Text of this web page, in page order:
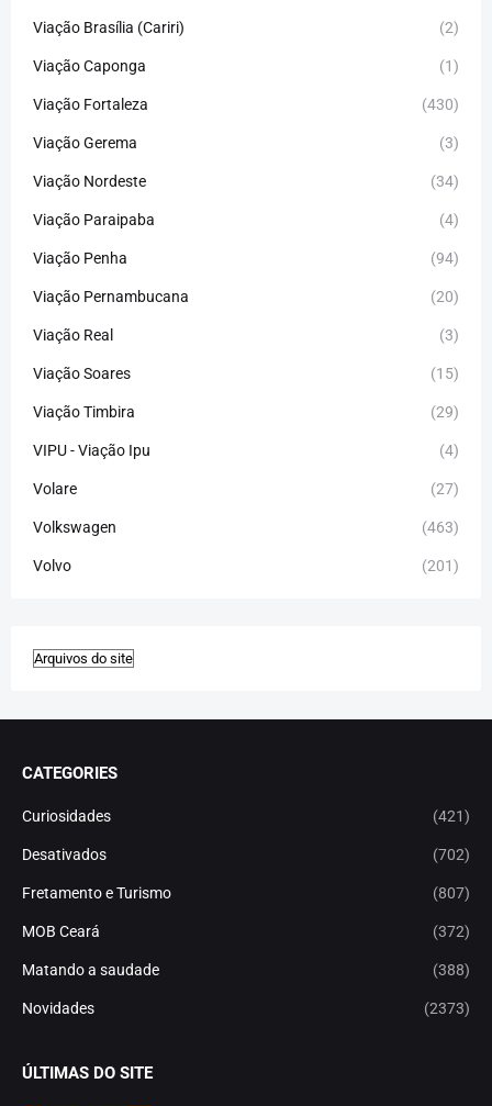
Viação Brasília (Cariri) (2)
Viação Caponga (1)
Viação Fortaleza (430)
Viação Gerema (3)
Viação Nordeste (34)
Viação Paraipaba (4)
Viação Penha (94)
Viação Pernambucana (20)
Viação Real (3)
Viação Soares (15)
Viação Timbira (29)
VIPU - Viação Ipu (4)
Volare (27)
Volkswagen (463)
Volvo (201)
CATEGORIES
Curiosidades (421)
Desativados (702)
Fretamento e Turismo (807)
MOB Ceará (372)
Matando a saudade (388)
Novidades (2373)
ÚLTIMAS DO SITE